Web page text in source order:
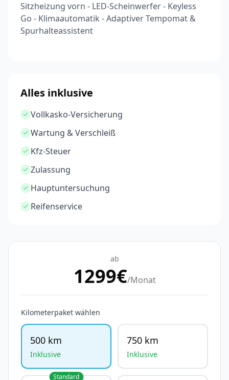
Sitzheizung vorn - LED-Scheinwerfer - Keyless
Go - Klimaautomatik - Adaptiver Tempomat &
Spurhalteassistent
Alles inklusive
Vollkasko-Versicherung
Wartung & Verschleiß
Kfz-Steuer
Zulassung
Hauptuntersuchung
Reifenservice
ab
1299€/Monat
Kilometerpaket wählen
500 km
Inklusive
750 km
Inklusive
Standard